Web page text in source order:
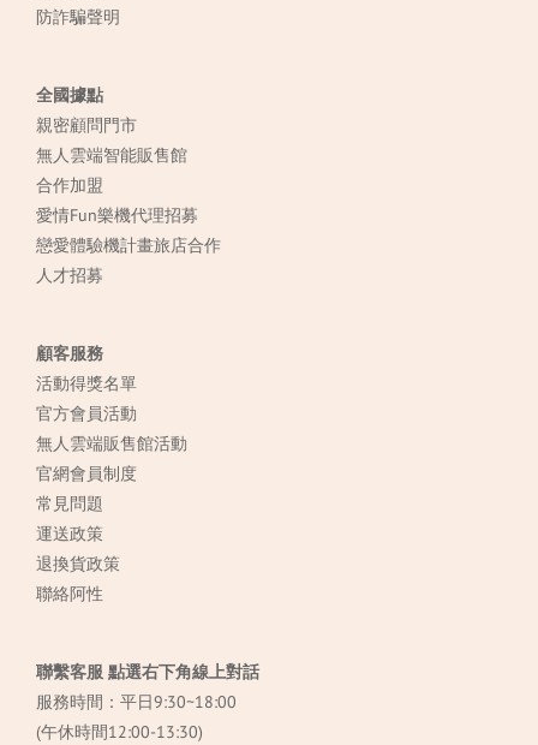
防詐騙聲明
全國據點
親密顧問門市
無人雲端智能販售館
合作加盟
愛情Fun樂機代理招募
戀愛體驗機計畫旅店合作
人才招募
顧客服務
活動得獎名單
官方會員活動
無人雲端販售館活動
官網會員制度
常見問題
運送政策
退換貨政策
聯絡阿性
聯繫客服 點選右下角線上對話
服務時間：平日9:30~18:00
(午休時間12:00-13:30)